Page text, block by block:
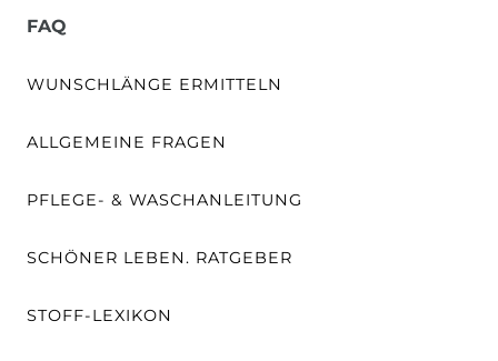
FAQ
WUNSCHLÄNGE ERMITTELN
ALLGEMEINE FRAGEN
PFLEGE- & WASCHANLEITUNG
SCHÖNER LEBEN. RATGEBER
STOFF-LEXIKON